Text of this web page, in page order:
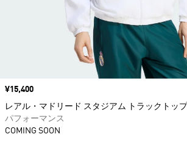
価格
¥15,400
レアル・マドリード スタジアム トラックトップ
パフォーマンス
COMING SOON